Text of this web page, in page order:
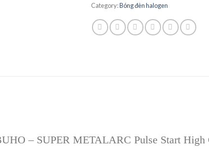
Category:Bóng đèn halogen
– SUPER METALARC Pulse Start